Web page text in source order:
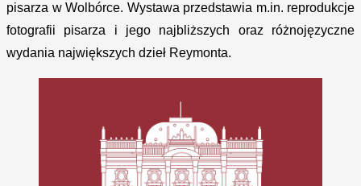
pisarza w Wolbórce. Wystawa przedstawia m.in. reprodukcje
fotografii pisarza i jego najbliższych oraz różnojęzyczne
wydania największych dzieł Reymonta.